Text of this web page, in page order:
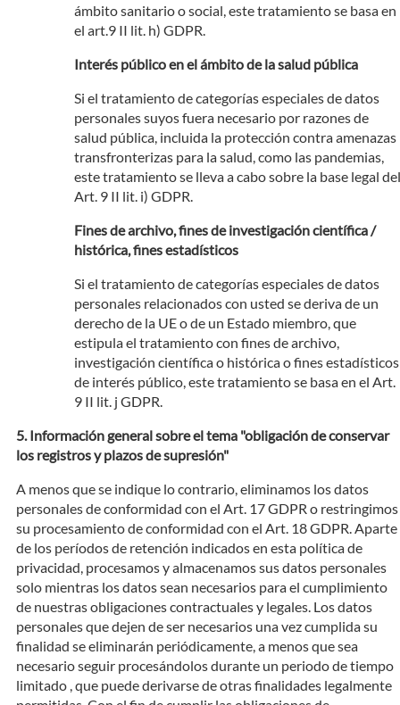
ámbito sanitario o social, este tratamiento se basa en
el art.9 II lit. h) GDPR.
Interés público en el ámbito de la salud pública
Si el tratamiento de categorías especiales de datos
personales suyos fuera necesario por razones de
salud pública, incluida la protección contra amenazas
transfronterizas para la salud, como las pandemias,
este tratamiento se lleva a cabo sobre la base legal del
Art. 9 II lit. i) GDPR.
Fines de archivo, fines de investigación científica /
histórica, fines estadísticos
Si el tratamiento de categorías especiales de datos
personales relacionados con usted se deriva de un
derecho de la UE o de un Estado miembro, que
estipula el tratamiento con fines de archivo,
investigación científica o histórica o fines estadísticos
de interés público, este tratamiento se basa en el Art.
9 II lit. j GDPR.
Información general sobre el tema "obligación de conservar
los registros y plazos de supresión"
A menos que se indique lo contrario, eliminamos los datos
personales de conformidad con el Art. 17 GDPR o restringimos
su procesamiento de conformidad con el Art. 18 GDPR. Aparte
de los períodos de retención indicados en esta política de
privacidad, procesamos y almacenamos sus datos personales
solo mientras los datos sean necesarios para el cumplimiento
de nuestras obligaciones contractuales y legales. Los datos
personales que dejen de ser necesarios una vez cumplida su
finalidad se eliminarán periódicamente, a menos que sea
necesario seguir procesándolos durante un periodo de tiempo
limitado , que puede derivarse de otras finalidades legalmente